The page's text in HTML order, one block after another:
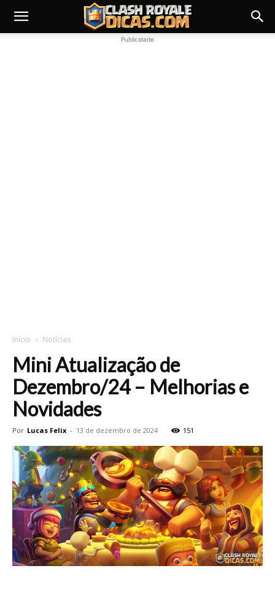
Publicidade
Início Notícias
Mini Atualização de
Dezembro/24 – Melhorias e
Novidades
Por Lucas Felix - 13 de dezembro de 2024 151